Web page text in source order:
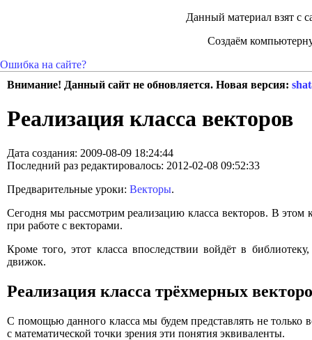
Данный материал взят с
Создаём
Ошибка на сайте?
Внимание! Данный сайт не обновляется. Новая версия:
Реализация класса векторов
Дата создания: 2009-08-09 18:24:44
Последний раз редактировалось: 2012-02-08 09:52:33
Предварительные уроки: Векторы.
Сегодня мы рассмотрим реализацию класса векторов. В этом
при работе с векторами.
Кроме того, этот класса впоследствии войдёт в
движок.
Реализация класса трёхмерных
С помощью данного класса мы будем представлять не только
с математической точки зрения эти понятия эквиваленты.